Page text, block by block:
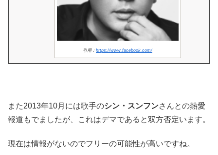
引用： https://www.facebook.com/
また2013年10月には歌手のシン・スンフンさんとの熱愛
報道もでましたが、これはデマであると双方否定います。
現在は情報がないのでフリーの可能性が高いですね。